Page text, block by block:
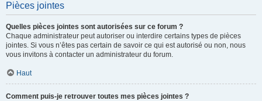
Pièces jointes
Quelles pièces jointes sont autorisées sur ce forum ?
Chaque administrateur peut autoriser ou interdire certains types de pièces
jointes. Si vous n’êtes pas certain de savoir ce qui est autorisé ou non, nous
vous invitons à contacter un administrateur du forum.
Haut
Comment puis-je retrouver toutes mes pièces jointes ?